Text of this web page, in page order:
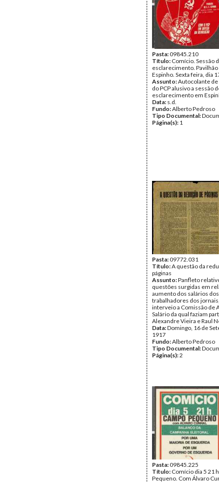
Pasta:09845.210
Título: Comício. Sessão
esclarecimento. Pavilhão
Espinho. Sexta feira, dia
Assunto:Autocolante de
do PCP alusivo a sessão
esclarecimento em
Data: s.d.
Fundo:Alberto Pedroso
Tipo Documental:
Página(s): 1
Pasta:09772.031
Título:A questão da
páginas
Assunto:Panfleto
questões surgidas em
aumento dos salários dos
trabalhadores dos
interveio a Comissão de
Salário da qual faziam
Alexandre Vieira e Raul
Data:Domingo, 16 de
1917
Fundo:Alberto Pedroso
Tipo Documental:
Página(s):2
Pasta:09845.225
Título: Comício dia 5 21
Pequeno. Com Álvaro